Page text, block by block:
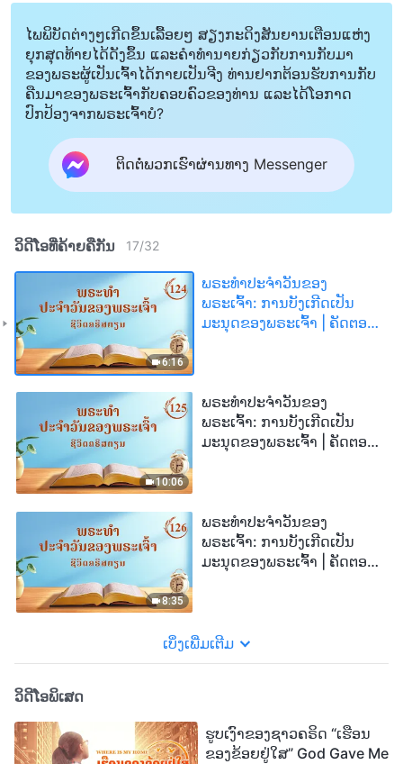
ໄພພິບັດຕ່າງໆເກີດຂຶ້ນເລື້ອຍໆ ສຽງກະດິງສັນຍານເຕືອນແຫ່ງ
ຍຸກສຸດທ້າຍໄດ້ດັງຂຶ້ນ ແລະຄໍາທໍານາຍກ່ຽວກັບການກັບມາ
ຂອງພຣະຜູ້ເປັນເຈົ້າໄດ້ກາຍເປັນຈີງ ທ່ານຢາກຕ້ອນຮັບການກັບ
ຄືນມາຂອງພຣະເຈົ້າກັບຄອບຄົວຂອງທ່ານ ແລະໄດ້ໂອກາດ
ປົກປ້ອງຈາກພຣະເຈົ້າບໍ?
ຕິດຕໍ່ພວກເຮົາຜ່ານທາງ Messenger
ວິດີໂອທີ່ຄ້າຍຄືກັນ 17/32
6:16
ພຣະທຳປະຈຳວັນຂອງ
ພຣະເຈົ້າ: ການບັງເກີດເປັນ
ມະນຸດຂອງພຣະເຈົ້າ | ຄັດຕອນ
10:06
ພຣະທຳປະຈຳວັນຂອງ
ພຣະເຈົ້າ: ການບັງເກີດເປັນ
ມະນຸດຂອງພຣະເຈົ້າ | ຄັດຕອນ
8:35
ພຣະທຳປະຈຳວັນຂອງ
ພຣະເຈົ້າ: ການບັງເກີດເປັນ
ມະນຸດຂອງພຣະເຈົ້າ | ຄັດຕອນ
ເບິ່ງເພີ່ມເຕີມ
ວິດີໂອພິເສດ
ຮູບເງົາຂອງຊາວຄຣິດ “ເຮືອນ
ຂອງຂ້ອຍຢູ່ໃສ” God Gave Me